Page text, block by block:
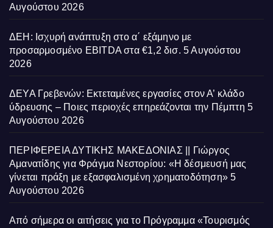
Αυγούστου 2026
ΔΕΗ: Ισχυρή ανάπτυξη στο α΄ εξάμηνο με
προσαρμοσμένο EBITDA στα €1,2 δισ. 5 Αυγούστου
2026
ΔΕΥΑ Γρεβενών: Εκτεταμένες εργασίες στον Α’ κλάδο
ύδρευσης – Ποιες περιοχές επηρεάζονται την Πέμπτη 5
Αυγούστου 2026
ΠΕΡΙΦΕΡΕΙΑ ΔΥΤΙΚΗΣ ΜΑΚΕΔΟΝΙΑΣ || Γιώργος
Αμανατίδης για Φράγμα Νεστορίου: «Η δέσμευσή μας
γίνεται πράξη με εξασφαλισμένη χρηματοδότηση» 5
Αυγούστου 2026
Από σήμερα οι αιτήσεις για το Πρόγραμμα «Τουρισμός